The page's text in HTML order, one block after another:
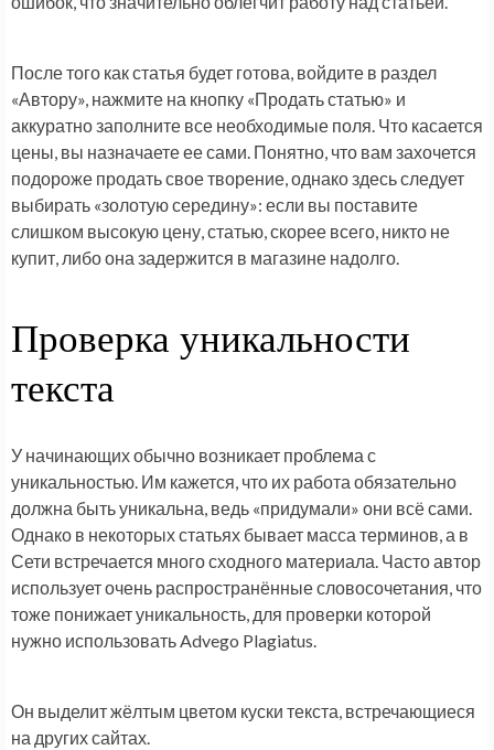
После того как статья будет готова, войдите в раздел
«Автору», нажмите на кнопку «Продать статью» и
аккуратно заполните все необходимые поля. Что касается
цены, вы назначаете ее сами. Понятно, что вам захочется
подороже продать свое творение, однако здесь следует
выбирать «золотую середину»: если вы поставите
слишком высокую цену, статью, скорее всего, никто не
купит, либо она задержится в магазине надолго.
Проверка уникальности
текста
У начинающих обычно возникает проблема с
уникальностью. Им кажется, что их работа обязательно
должна быть уникальна, ведь «придумали» они всё сами.
Однако в некоторых статьях бывает масса терминов, а в
Сети встречается много сходного материала. Часто автор
использует очень распространённые словосочетания, что
тоже понижает уникальность, для проверки которой
нужно использовать Advego Plagiatus.
Он выделит жёлтым цветом куски текста, встречающиеся
на других сайтах.